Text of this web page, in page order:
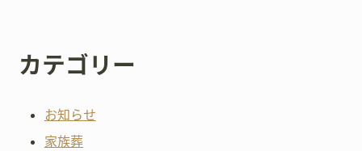
カテゴリー
お知らせ
家族葬